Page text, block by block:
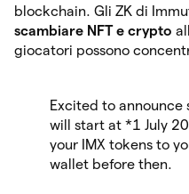
blockchain. Gli ZK di
scambiare NFT e crypto
giocatori possono
Excited to
will start at *1 July
your IMX tokens to
wallet before then.